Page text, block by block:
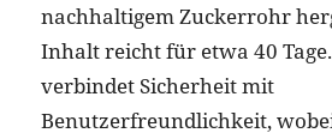
nachhaltigem Zuckerrohr
Inhalt reicht für etwa 40
verbindet Sicherheit mit
Benutzerfreundlichkeit,